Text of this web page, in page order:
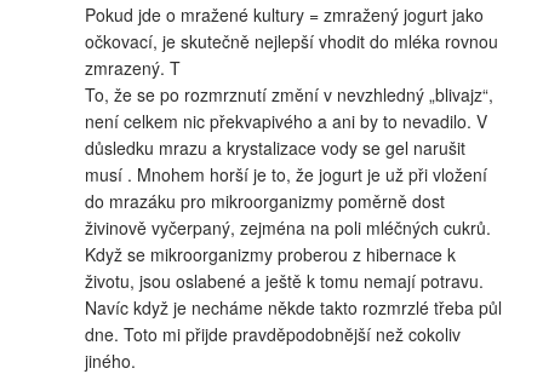
Pokud jde o mražené kultury = zmražený jogurt jako
očkovací, je skutečně nejlepší vhodit do mléka rovnou
zmrazený. T
To, že se po rozmrznutí změní v nevzhledný „blivajz“,
není celkem nic překvapivého a ani by to nevadilo. V
důsledku mrazu a krystalizace vody se gel narušit
musí . Mnohem horší je to, že jogurt je už při vložení
do mrazáku pro mikroorganizmy poměrně dost
živinově vyčerpaný, zejména na poli mléčných cukrů.
Když se mikroorganizmy proberou z hibernace k
životu, jsou oslabené a ještě k tomu nemají potravu.
Navíc když je necháme někde takto rozmrzlé třeba půl
dne. Toto mi přijde pravděpodobnější než cokoliv
jiného.